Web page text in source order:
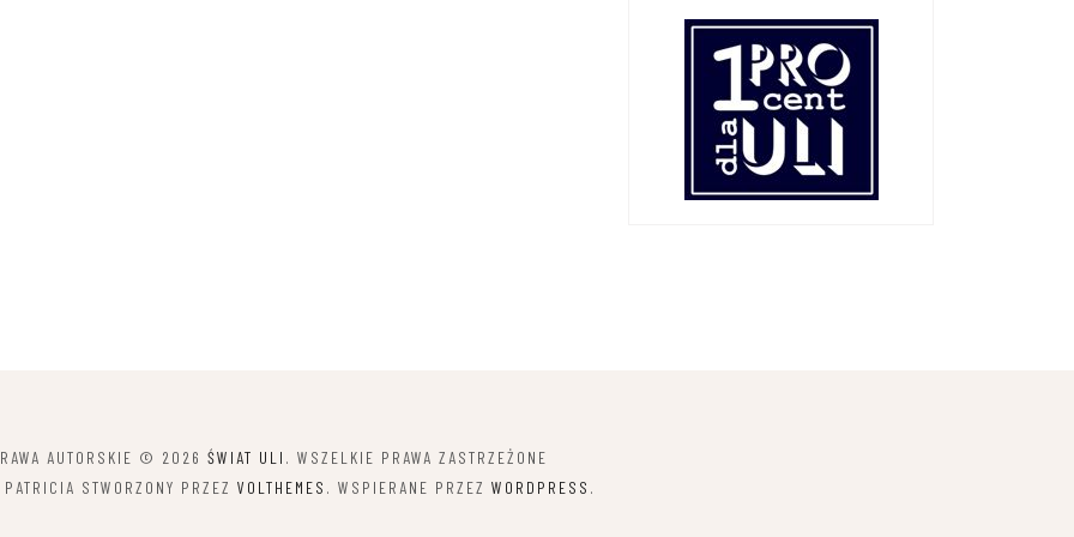
AUTORSKIE © 2026 ŚWIAT ULI . WSZELKIE PRAWA ZASTRZEŻONE
PATRICIA STWORZONY PRZEZ VOLTHEMES . WSPIERANE PRZEZ WORDPRESS .